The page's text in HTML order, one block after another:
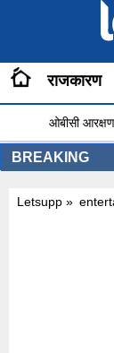
राजकारण
ओबीसी आरक्षण
BREAKING
सरकारची LIC मधील
Letsupp »